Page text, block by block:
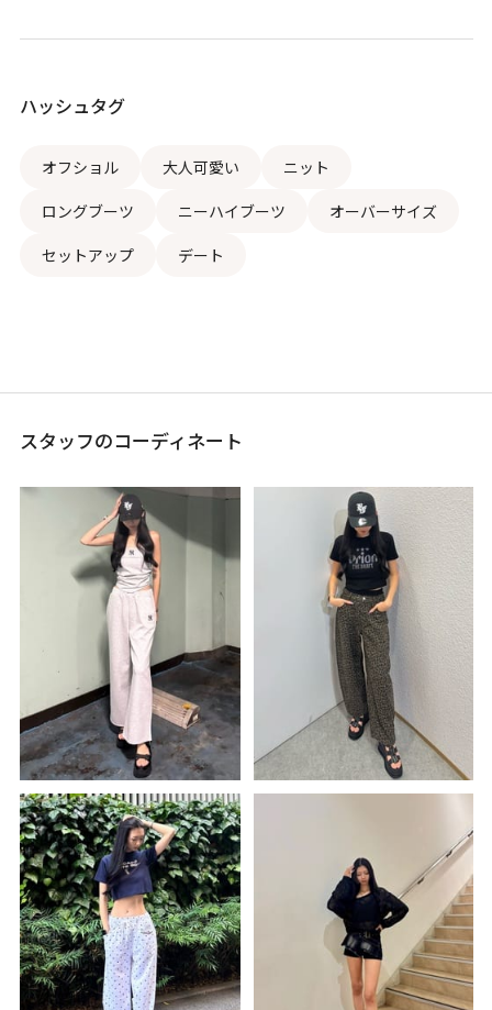
ハッシュタグ
オフショル 大人可愛い
ニット
ロングブーツ
ニーハイブーツ
オーバーサイズ
セットアップ
デート
スタッフのコーディネート